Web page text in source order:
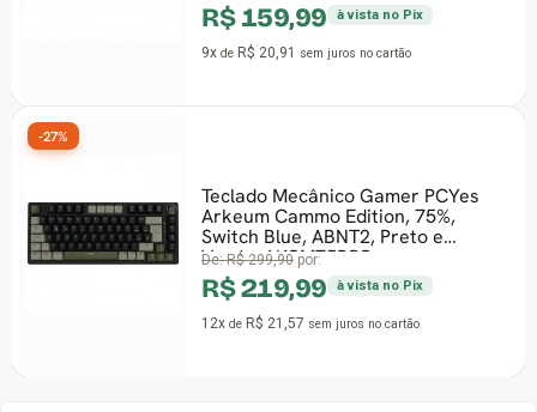
R$ 159,99 à vista no Pix
9xde R$ 20,91 sem juros no cartão
Teclado Mecânico Gamer PCYes
Arkeum Cammo Edition, 75%,
Switch Blue, ABNT2, Preto e
Verde, AKCM75BBR
De:R$ 299,90por:
R$ 219,99 à vista no Pix
12xde R$ 21,57sem juros no cartão
-27%